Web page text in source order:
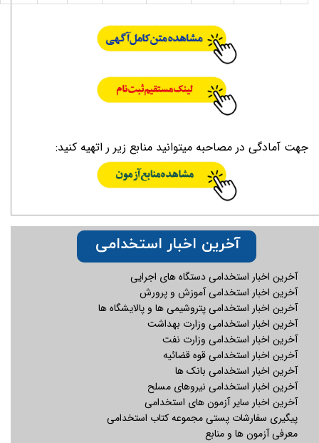
جهت آمادگی در مصاحبه میتوانید منابع زیر ر اتهیه کنید:
آخرین اخبار استخدامی دستگاه های اجرایی
آخرین اخبار استخدامی آموزش و پرورش
آخرین اخبار استخدامی پتروشیمی ها و پالایشگاه ها
آخرین اخبار استخدامی وزارت بهداشت
آخرین اخبار استخدامی وزارت نفت
آخرین اخبار استخدامی قوه قضائیه
آخرین اخبار استخدامی بانک ها
آخرین اخبار استخدامی نیروهای مسلح
آخرین اخبار سایر آزمون های استخدامی
پیگیری سفارشات پستی مجموعه کتاب استخدامی
معرفی آزمون ها و منابع
آخرین اخبار استخدامی